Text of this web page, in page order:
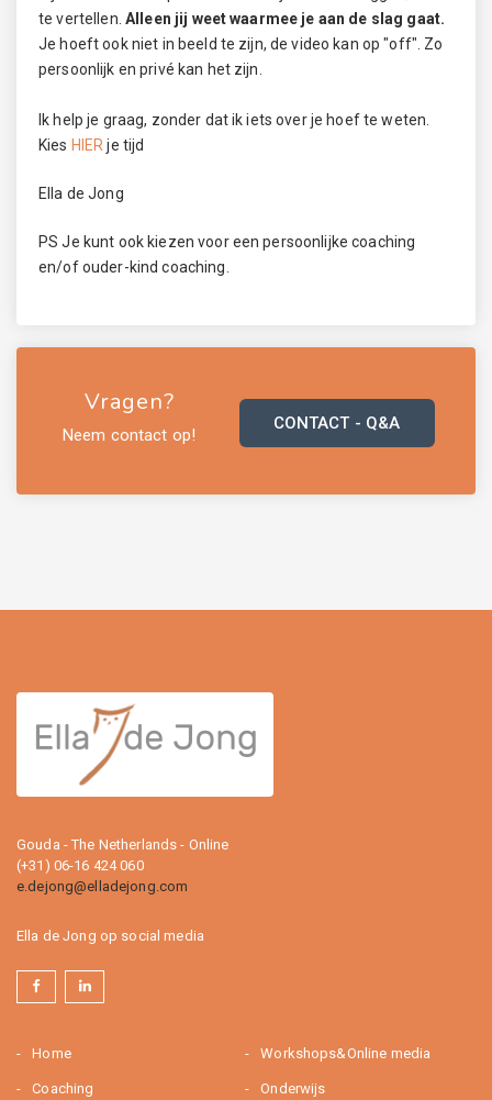
te vertellen. Alleen jij weet waarmee je aan de slag gaat.
Je hoeft ook niet in beeld te zijn, de video kan op "off". Zo
persoonlijk en privé kan het zijn.
Ik help je graag, zonder dat ik iets over je hoef te weten.
Kies HIER je tijd
Ella de Jong
PS Je kunt ook kiezen voor een persoonlijke coaching
en/of ouder-kind coaching.
Vragen?
Neem contact op!
CONTACT - Q&A
Gouda - The Netherlands - Online
(+31) 06-16 424 060
e.dejong@elladejong.com
Ella de Jong op social media
Home Workshops&Online media
Coaching Onderwijs